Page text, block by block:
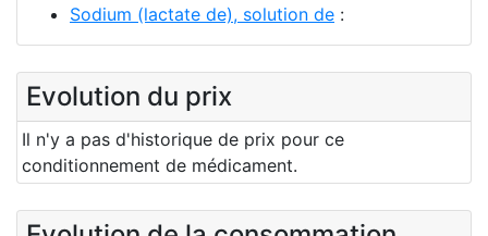
Sodium (lactate de), solution de :
Evolution du prix
Il n'y a pas d'historique de prix pour ce
conditionnement de médicament.